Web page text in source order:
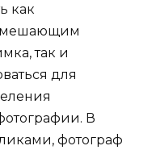
как
мешающим
так и
для
В
фотограф